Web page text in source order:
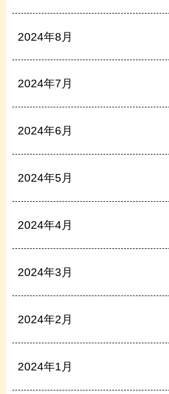
2024年8月
2024年7月
2024年6月
2024年5月
2024年4月
2024年3月
2024年2月
2024年1月